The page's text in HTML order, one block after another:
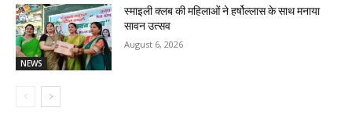
NEWS
स्माइली क्लब की महिलाओं ने हर्षोल्लास के साथ मनाया
सावन उत्सव
August 6, 2026